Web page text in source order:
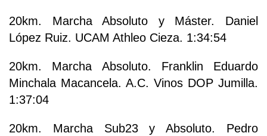
20km. Marcha Absoluto y Máster. Daniel
López Ruiz. UCAM Athleo Cieza. 1:34:54
20km. Marcha Absoluto. Franklin Eduardo
Minchala Macancela. A.C. Vinos DOP Jumilla.
1:37:04
20km. Marcha Sub23 y Absoluto. Pedro